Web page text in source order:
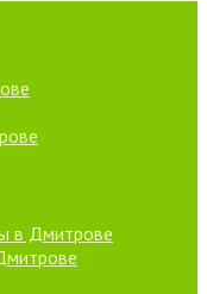
в Дмитрове